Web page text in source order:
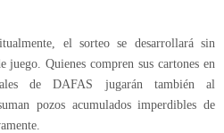
el sorteo se desarrollará sin
juego. Quienes compren sus cartones en
de DAFAS jugarán también al
pozos acumulados imperdibles de